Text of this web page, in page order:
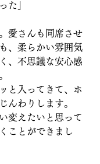
た」
愛さんも同席させ
、柔らかい雰囲気
、不思議な安心感
と入ってきて、ホ
んわりします。
変えたいと思って
ことができまし